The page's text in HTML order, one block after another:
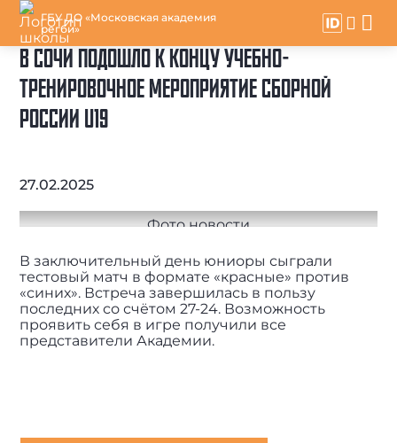
ГБУ ДО «Московская академия
регби»
В СОЧИ ПОДОШЛО К КОНЦУ УЧЕБНО-
ТРЕНИРОВОЧНОЕ МЕРОПРИЯТИЕ СБОРНОЙ
РОССИИ U19
27.02.2025
В заключительный день юниоры сыграли
тестовый матч в формате «красные» против
«синих». Встреча завершилась в пользу
последних со счётом 27-24. Возможность
проявить себя в игре получили все
представители Академии.